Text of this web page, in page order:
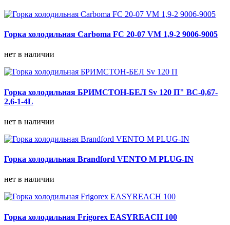
Горка холодильная Carboma FC 20-07 VM 1,9-2 9006-9005
нет в наличии
Горка холодильная БРИМСТОН-БЕЛ Sv 120 П" ВС-0,67-
2,6-1-4L
нет в наличии
Горка холодильная Brandford VENTO M PLUG-IN
нет в наличии
Горка холодильная Frigorex EASYREACH 100